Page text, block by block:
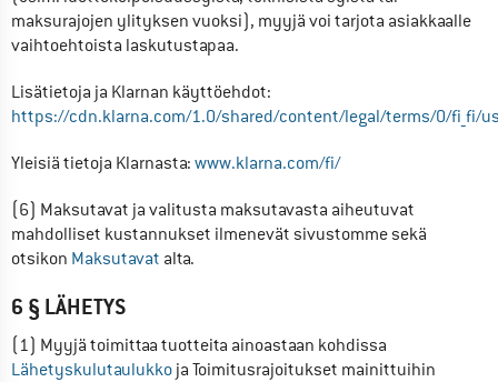
maksurajojen ylityksen vuoksi), myyjä voi tarjota asiakkaalle
vaihtoehtoista laskutustapaa.
Lisätietoja ja Klarnan käyttöehdot:
https://cdn.klarna.com/1.0/shared/content/legal/terms/0/fi_fi/
Yleisiä tietoja Klarnasta: www.klarna.com/fi/
(6) Maksutavat ja valitusta maksutavasta aiheutuvat
mahdolliset kustannukset ilmenevät sivustomme sekä
otsikon Maksutavat alta.
6 § LÄHETYS
(1) Myyjä toimittaa tuotteita ainoastaan kohdissa
Lähetyskulutaulukko ja Toimitusrajoitukset mainittuihin